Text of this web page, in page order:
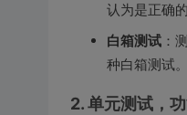
认为是正确
白箱测试：
种白箱测试。
2. 单元测试，